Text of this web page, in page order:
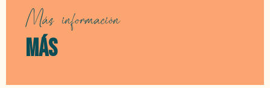
Aqualand Sainte-Maxime
Summer DJ' White Party
Complexe sportif Pastorelli-Rossi
Cinéma Le Pagnol
Complexe sportif des Bosquette
Más información
MÁS